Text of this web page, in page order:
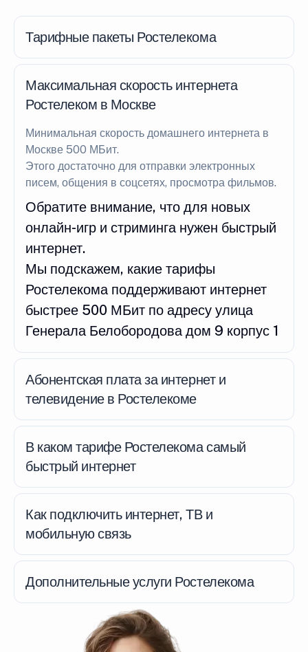
Тарифные пакеты Ростелекома
Максимальная скорость интернета
Ростелеком в Москве
Минимальная скорость домашнего интернета в
Москве 500 МБит.
Этого достаточно для отправки электронных
писем, общения в соцсетях, просмотра фильмов.
Обратите внимание, что для новых
онлайн-игр и стриминга нужен быстрый
интернет.
Мы подскажем, какие тарифы
Ростелекома поддерживают интернет
быстрее 500 МБит по адресу улица
Генерала Белобородова дом 9 корпус 1
Абонентская плата за интернет и
телевидение в Ростелекоме
В каком тарифе Ростелекома самый
быстрый интернет
Как подключить интернет, ТВ и
мобильную связь
Дополнительные услуги Ростелекома